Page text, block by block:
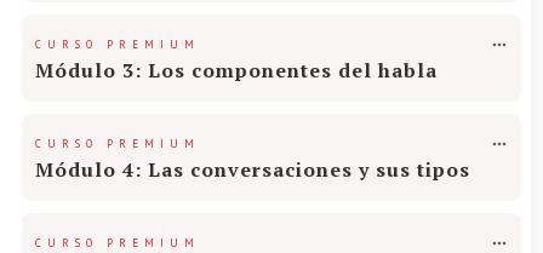
CURSO PREMIUM
Módulo 3: Los componentes del habla
CURSO PREMIUM
Módulo 4: Las conversaciones y sus tipos
CURSO PREMIUM